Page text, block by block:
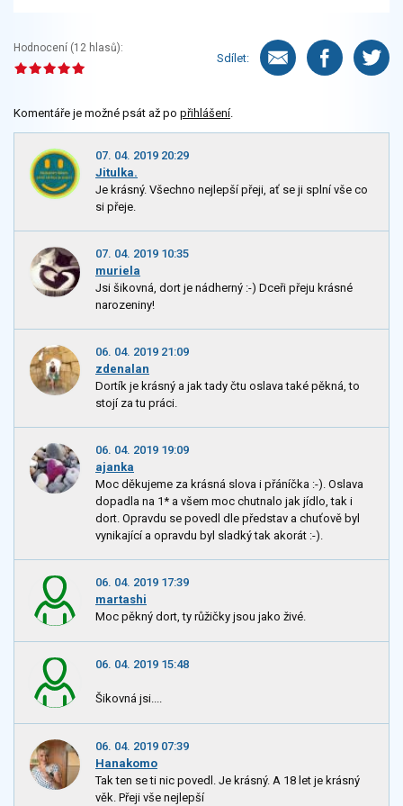
Hodnocení (12 hlasů):
Sdílet:
Komentáře je možné psát až po přihlášení.
07. 04. 2019 20:29
Jitulka.
Je krásný. Všechno nejlepší přeji, ať se ji splní vše co
si přeje.
07. 04. 2019 10:35
muriela
Jsi šikovná, dort je nádherný :-) Dceři přeju krásné
narozeniny!
06. 04. 2019 21:09
zdenalan
Dortík je krásný a jak tady čtu oslava také pěkná, to
stojí za tu práci.
06. 04. 2019 19:09
ajanka
Moc děkujeme za krásná slova i přáníčka :-). Oslava
dopadla na 1* a všem moc chutnalo jak jídlo, tak i
dort. Opravdu se povedl dle představ a chuťově byl
vynikající a opravdu byl sladký tak akorát :-).
06. 04. 2019 17:39
martashi
Moc pěkný dort, ty růžičky jsou jako živé.
06. 04. 2019 15:48
Šikovná jsi....
06. 04. 2019 07:39
Hanakomo
Tak ten se ti nic povedl. Je krásný. A 18 let je krásný
věk. Přeji vše nejlepší